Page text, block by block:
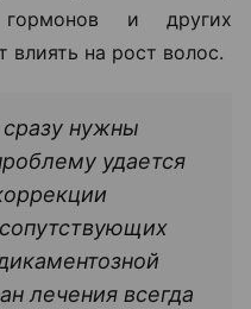
гормонов и других
влиять на рост волос.
нужны
удается
лечения всегда